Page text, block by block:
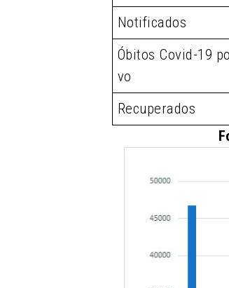
Notificados
Óbitos Covid-19
vo
Recuperados